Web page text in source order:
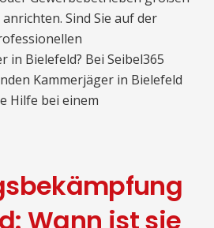
Sind Sie auf der
in Bielefeld? Bei Seibel365
Kammerjäger in Bielefeld
Hilfe bei einem
Wann ist sie